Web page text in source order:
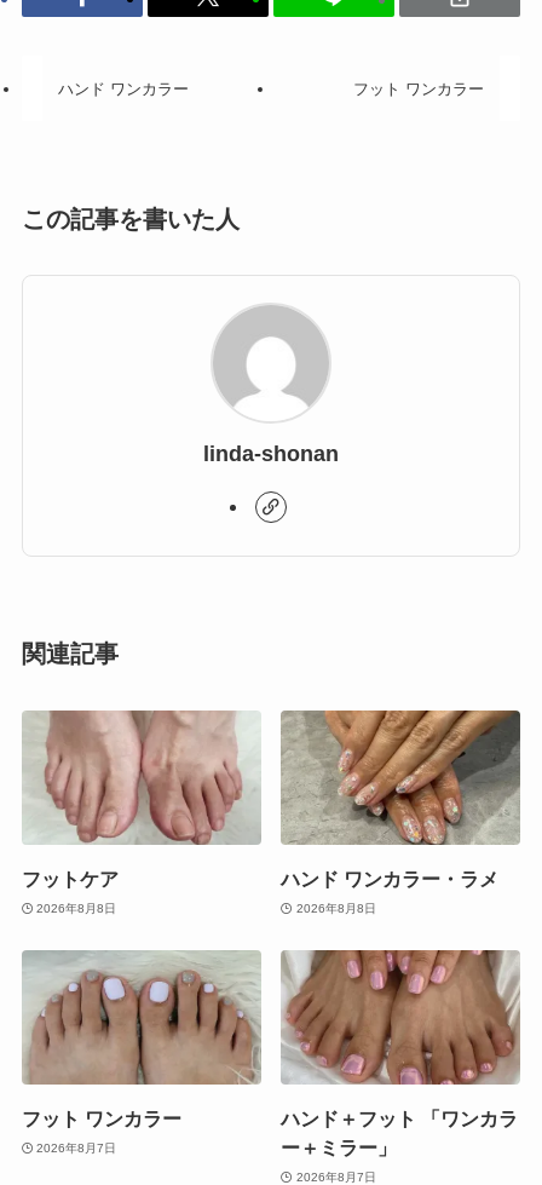
ハンド ワンカラー フット ワンカラー
この記事を書いた人
linda-shonan
関連記事
フットケア
2026年8月8日
ハンド ワンカラー・ラメ
2026年8月8日
フット ワンカラー
2026年8月7日
ハンド＋フット 「ワンカラ
ー＋ミラー」
2026年8月7日